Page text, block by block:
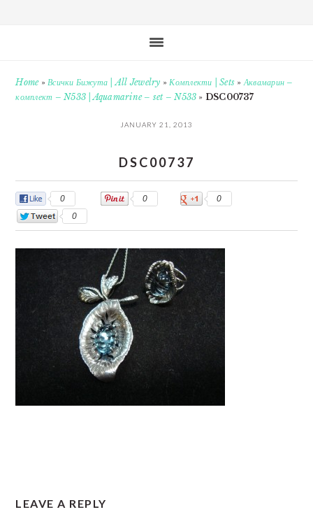
Home»Всички Бижута | All Jewelry »Комплекти | Sets »Аквамарин –
комплект – N533 | Aquamarine – set – N533 » DSC00737
JANUARY 21, 2013
DSC00737
0 0
0
0
INTERACTIONS
LEAVE A REPLY